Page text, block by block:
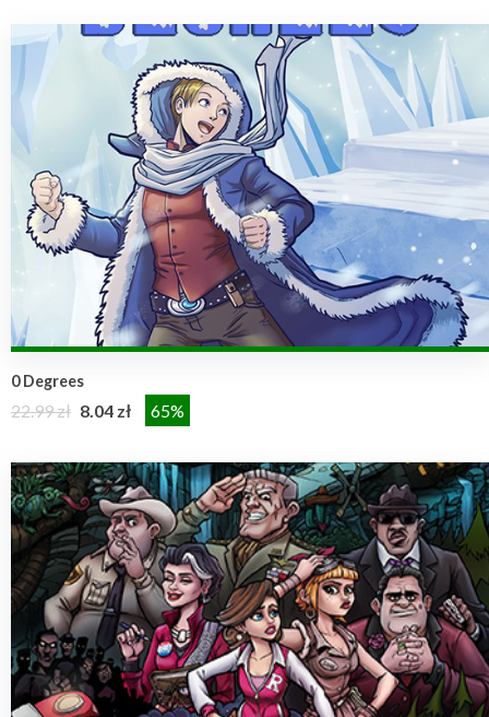
0 Degrees
22.99 zł 8.04 zł 65%